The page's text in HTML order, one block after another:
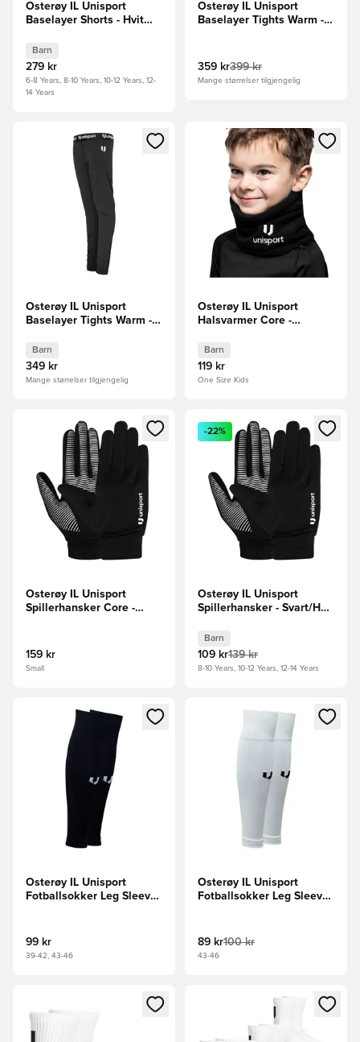
Osterøy IL Unisport
Baselayer Shorts - Hvit
Barn
279 kr
6-8 Years, 8-10 Years, 10-12 Years, 12-
14 Years
Osterøy IL Unisport
Baselayer Tights Warm -
359 kr399 kr
Mange størrelser tilgjengelig
Åpner en Modal for å logge inn eller registrere deg som
Osterøy IL Unisport
Baselayer Tights Warm -
Barn
349 kr
Mange størrelser tilgjengelig
Åpner en Modal for å logge
Osterøy IL Unisport
Halsvarmer Core -
Barn
119 kr
One Size Kids
Åpner en Modal for å logge inn eller registrere deg som
Osterøy IL Unisport
Spillerhansker Core -
159 kr
Small
Åpner en Modal for å logge
-22%
Osterøy IL Unisport
Spillerhansker - Svart/Hvit
Barn
109 kr139 kr
8-10 Years, 10-12 Years, 12-14 Years
Åpner en Modal for å logge inn eller registrere deg som
Osterøy IL Unisport
Fotballsokker Leg Sleeve
99 kr
39-42, 43-46
Åpner en Modal for å logge
Osterøy IL Unisport
Fotballsokker Leg Sleeve
89 kr100 kr
43-46
Åpner en Modal for å logge inn eller registrere deg som
Åpner en Modal for å logge